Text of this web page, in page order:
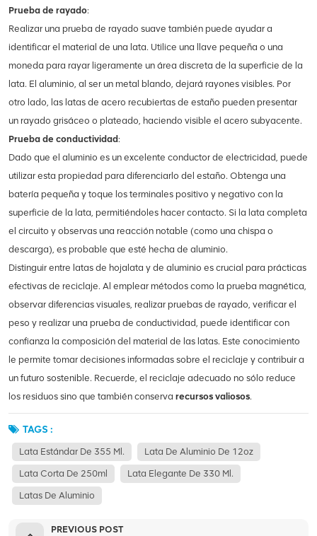
Prueba de rayado:
Realizar una prueba de rayado suave también puede ayudar a
identificar el material de una lata. Utilice una llave pequeña o una
moneda para rayar ligeramente un área discreta de la superficie de la
lata. El aluminio, al ser un metal blando, dejará rayones visibles. Por
otro lado, las latas de acero recubiertas de estaño pueden presentar
un rayado grisáceo o plateado, haciendo visible el acero subyacente.
Prueba de conductividad:
Dado que el aluminio es un excelente conductor de electricidad, puede
utilizar esta propiedad para diferenciarlo del estaño. Obtenga una
batería pequeña y toque los terminales positivo y negativo con la
superficie de la lata, permitiéndoles hacer contacto. Si la lata completa
el circuito y observas una reacción notable (como una chispa o
descarga), es probable que esté hecha de aluminio.
Distinguir entre latas de hojalata y de aluminio es crucial para prácticas
efectivas de reciclaje. Al emplear métodos como la prueba magnética,
observar diferencias visuales, realizar pruebas de rayado, verificar el
peso y realizar una prueba de conductividad, puede identificar con
confianza la composición del material de las latas. Este conocimiento
le permite tomar decisiones informadas sobre el reciclaje y contribuir a
un futuro sostenible. Recuerde, el reciclaje adecuado no sólo reduce
los residuos sino que también conserva recursos valiosos.
TAGS :
Lata Estándar De 355 Ml. Lata De Aluminio De 12oz
Lata Corta De 250ml Lata Elegante De 330 Ml.
Latas De Aluminio
PREVIOUS POST